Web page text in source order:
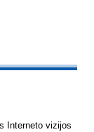
Interneto vizijos